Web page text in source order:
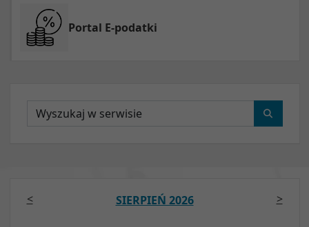
Portal E-podatki
Wyszukaj
SIERPIEŃ 2026
< >